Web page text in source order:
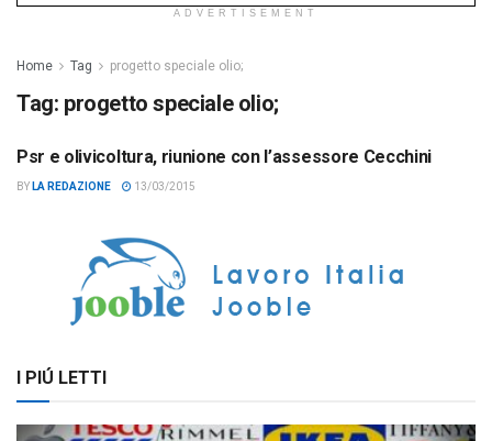
ADVERTISEMENT
Home Tag progetto speciale olio;
Tag: progetto speciale olio;
APPUNTAMENTI
Psr e olivicoltura, riunione con l’assessore Cecchini
BY LA REDAZIONE 13/03/2015
I PIÚ LETTI